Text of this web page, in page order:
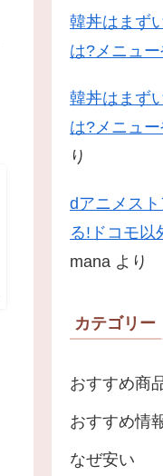
韓丼はまず
は?メニュ
韓丼はまず
は?メニュ
り
dアニメス
る!ドコモ以
mana より
カテゴリー
おすすめ商
おすすめ情
なぜ安い